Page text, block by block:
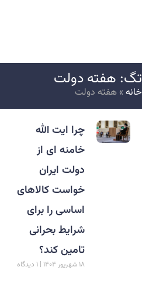
هفته دولت
» هفته دولت
چرا ایت الله
خامنه ای از
دولت ایران
خواست کالاهای
اساسی را برای
شرایط بحرانی
تامین کند؟
۱۸ شهریور ۱۴۰۴ ۱ دیدگاه